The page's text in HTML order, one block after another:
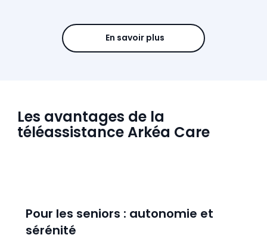
Les avantages de la
téléassistance Arkéa Care
Pour les seniors : autonomie et
sérénité
En savoir plus